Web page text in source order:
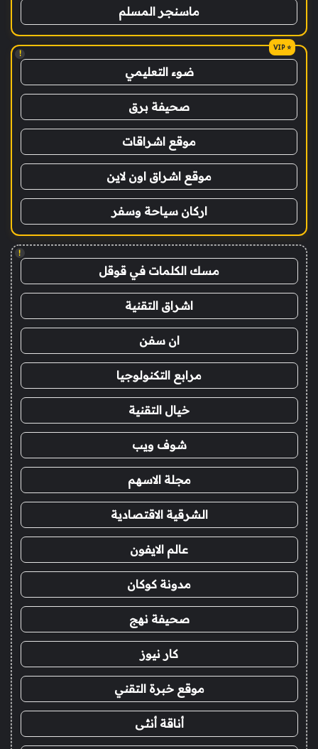
ماسنجر المسلم
!
ضوء التعليمي
صحيفة برق
موقع اشراقات
موقع اشراق اون لاين
اركان سياحة وسفر
!
مسك الكلمات في قوقل
اشراق التقنية
ان سفن
مرابع التكنولوجيا
خيال التقنية
شوف ويب
مجلة الاسهم
الشرقية الاقتصادية
عالم الايفون
مدونة كوكان
صحيفة نهج
كار نيوز
موقع خبرة التقني
أناقة أنثى